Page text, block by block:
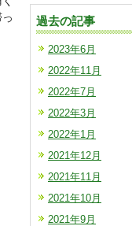
過去の記事
2023年6月
2022年11月
2022年7月
2022年3月
2022年1月
2021年12月
2021年11月
2021年10月
2021年9月